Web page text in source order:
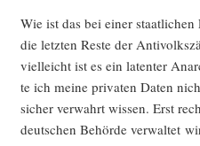
Wie ist das bei einer
die letz­ten Res­te der
viel­leicht ist es ein laten­ter
te ich mei­ne pri­va­ten Daten
sicher ver­wahrt wis­sen. Erst
deut­schen Behör­de ver­wal­tet